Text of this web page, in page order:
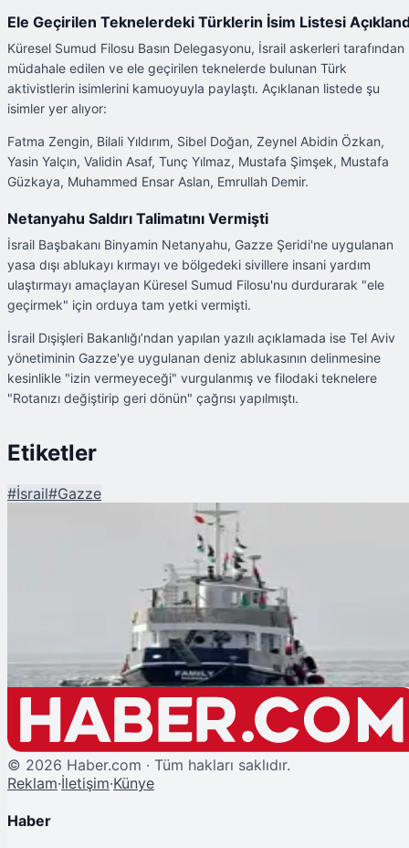
Ele Geçirilen Teknelerdeki Türklerin İsim Listesi
Küresel Sumud Filosu Basın Delegasyonu, İsrail askerleri tarafından
müdahale edilen ve ele geçirilen teknelerde bulunan Türk
aktivistlerin isimlerini kamuoyuyla paylaştı. Açıklanan listede şu
isimler yer alıyor:
Fatma Zengin, Bilali Yıldırım, Sibel Doğan, Zeynel Abidin Özkan,
Yasin Yalçın, Validin Asaf, Tunç Yılmaz, Mustafa Şimşek, Mustafa
Güzkaya, Muhammed Ensar Aslan, Emrullah Demir.
Netanyahu Saldırı Talimatını Vermişti
İsrail Başbakanı Binyamin Netanyahu, Gazze Şeridi'ne uygulanan
yasa dışı ablukayı kırmayı ve bölgedeki sivillere insani yardım
ulaştırmayı amaçlayan Küresel Sumud Filosu'nu durdurarak "ele
geçirmek" için orduya tam yetki vermişti.
İsrail Dışişleri Bakanlığı’ndan yapılan yazılı açıklamada ise Tel Aviv
yönetiminin Gazze'ye uygulanan deniz ablukasının delinmesine
kesinlikle "izin vermeyeceği" vurgulanmış ve filodaki teknelere
"Rotanızı değiştirip geri dönün" çağrısı yapılmıştı.
Etiketler
#İsrail#Gazze
İsrail Ordusu Küresel Sumud Filosu'na Saldırı Başlattı!
© 2026 Haber.com · Tüm hakları saklıdır.
Reklam·İletişim·Künye
Haber